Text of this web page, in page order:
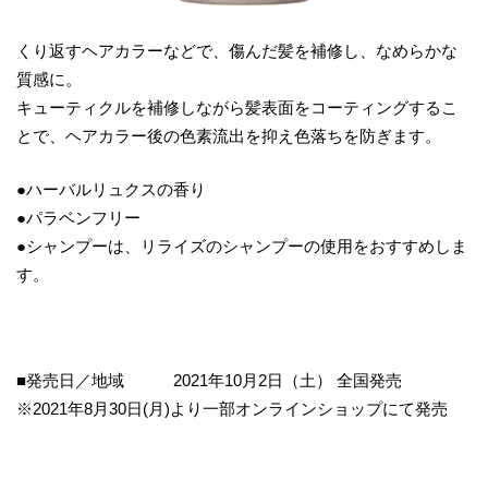
くり返すヘアカラーなどで、傷んだ髪を補修し、なめらかな
質感に。
キューティクルを補修しながら髪表面をコーティングするこ
とで、ヘアカラー後の色素流出を抑え色落ちを防ぎます。
●ハーバルリュクスの香り
●パラベンフリー
●シャンプーは、リライズのシャンプーの使用をおすすめしま
す。
■発売日／地域 2021年10月2日（土） 全国発売
※2021年8月30日(月)より一部オンラインショップにて発売